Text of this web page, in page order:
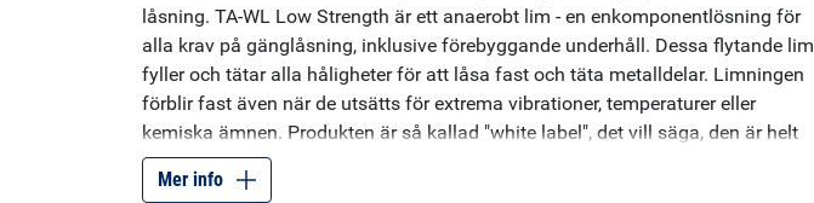
låsning. TA-WL Low Strength är ett anaerobt lim - en enkomponentlösning för
alla krav på gänglåsning, inklusive förebyggande underhåll. Dessa flytande lim
fyller och tätar alla håligheter för att låsa fast och täta metalldelar. Limningen
förblir fast även när de utsätts för extrema vibrationer, temperaturer eller
kemiska ämnen. Produkten är så kallad "white label", det vill säga, den är helt
oklassificerad och utan varningssymboler - miljövänlig och arbetsmiljövänlig
utan att kompromissa med prestandan! Användning av produkten ställer inga
Mer info